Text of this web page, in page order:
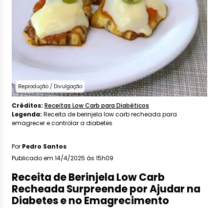
Reprodução / Divulgação
Créditos: Receitas Low Carb para Diabéticos
Legenda: Receita de berinjela low carb recheada para
emagrecer e controlar a diabetes
Por Pedro Santos
Publicado em 14/4/2025 às 15h09
Receita de Berinjela Low Carb
Recheada Surpreende por Ajudar na
Diabetes e no Emagrecimento